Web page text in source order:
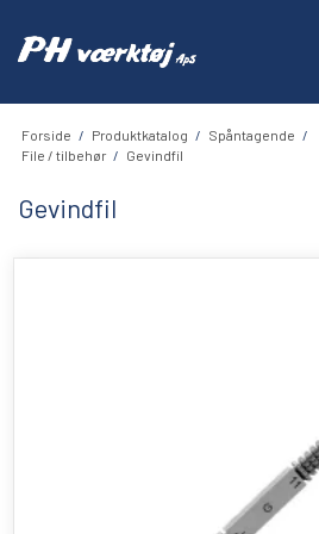
Forside / Produktkatalog / Spåntagende /
File / tilbehør / Gevindfil
Gevindfil